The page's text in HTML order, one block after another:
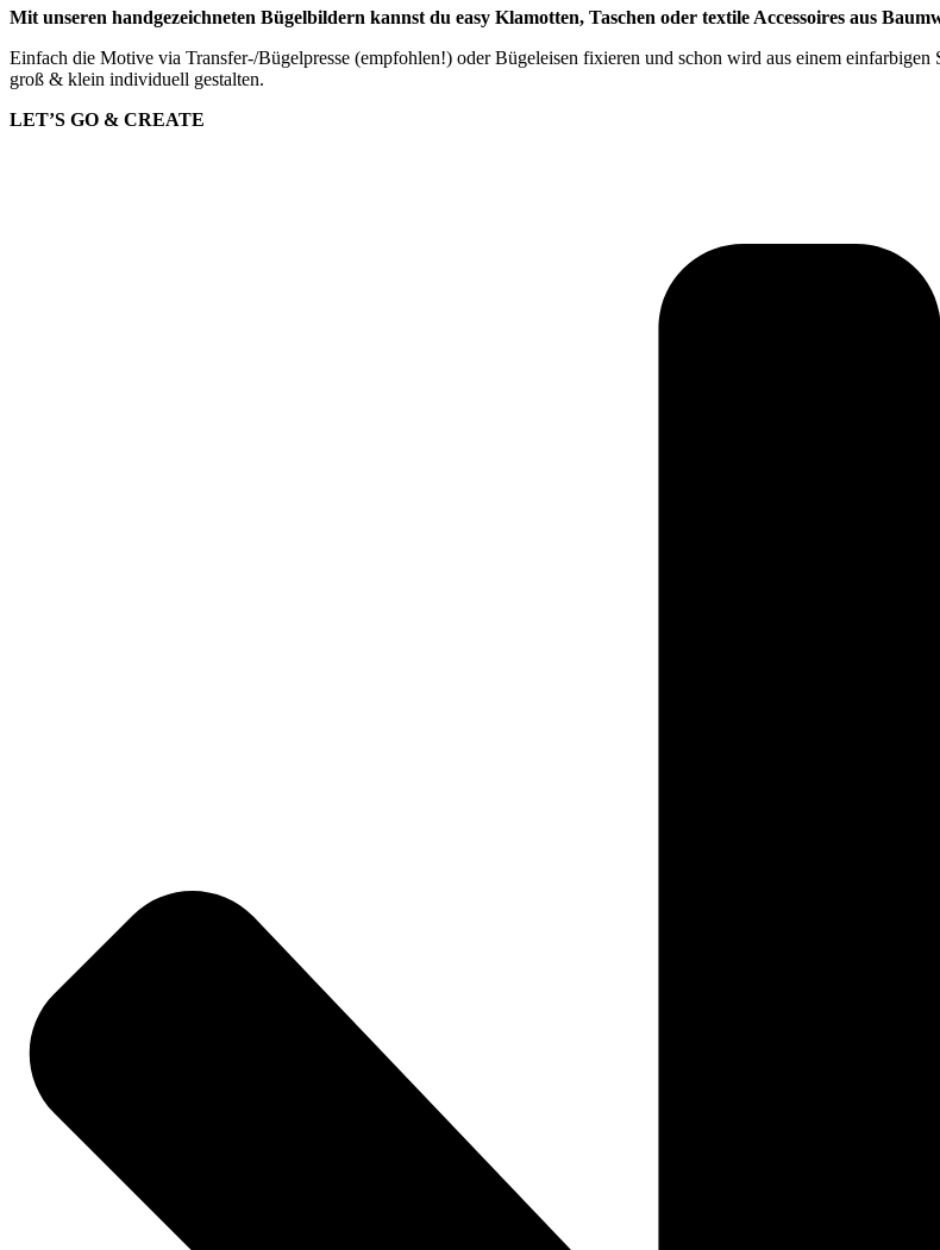
Mit unseren handgezeichneten Bügelbildern kannst du easy Klamotten, Taschen oder textile Accessoires aus
Einfach die Motive via Transfer-/Bügelpresse (empfohlen!) oder Bügeleisen fixieren und schon wird aus einem
groß & klein individuell gestalten.
LET’S GO & CREATE